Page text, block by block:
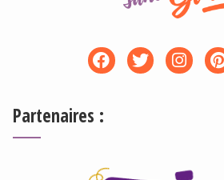
Partenaires :